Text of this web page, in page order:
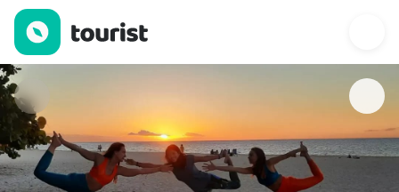
Beach yoga in Aruba — Wellness & Beauty | Up to 10% off |